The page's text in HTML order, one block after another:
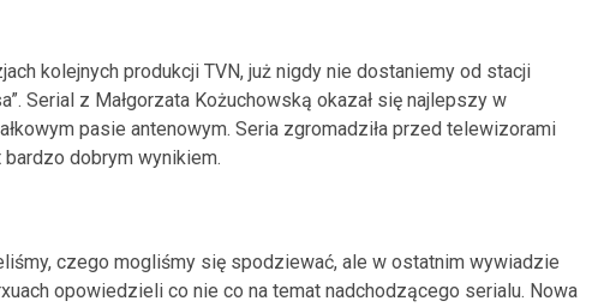
kolejnych produkcji TVN, już nigdy nie dostaniemy od stacji
Serial z Małgorzata Kożuchowską okazał się najlepszy w
pasie antenowym. Seria zgromadziła przed telewizorami
dobrym wynikiem.
czego mogliśmy się spodziewać, ale w ostatnim wywiadzie
opowiedzieli co nie co na temat nadchodzącego serialu. Nowa